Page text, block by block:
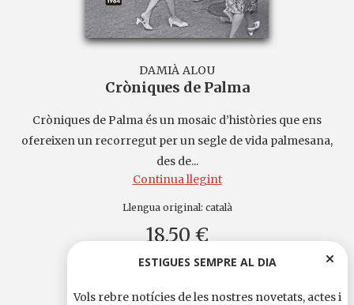
DAMIÀ ALOU
Cròniques de Palma
Cròniques de Palma és un mosaic d’històries que ens
ofereixen un recorregut per un segle de vida palmesana,
des de...
Continua llegint
Llengua original: català
18,50 €
ESTIGUES SEMPRE AL DIA
Vols rebre notícies de les nostres novetats, actes i